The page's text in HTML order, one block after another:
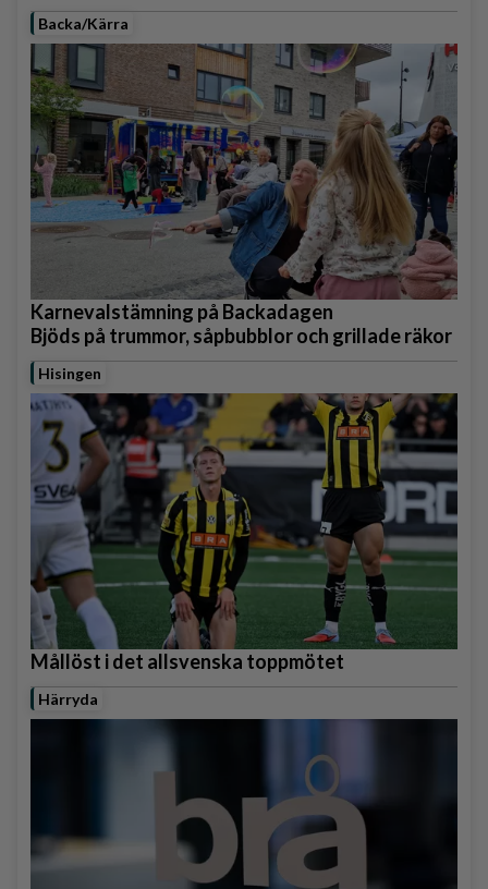
Backa/Kärra
Karnevalstämning på Backadagen
Bjöds på trummor, såpbubblor och grillade räkor
Hisingen
Mållöst i det allsvenska toppmötet
Härryda